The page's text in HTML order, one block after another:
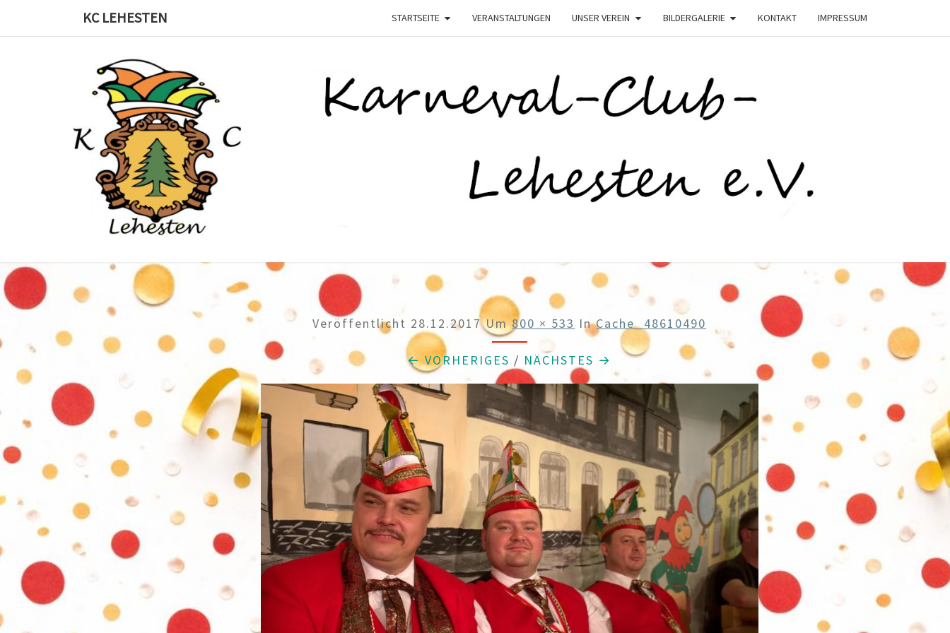
KC LEHESTEN STARTSEITE VERANSTALTUNGEN UNSER VEREIN BILDERGALERIE KONTAKT IMPRESSUM
KC
Lehesten
Helau–
Veröffentlicht 28.12.2017Um800 × 533 InCache_48610490
← VORHERIGES / NÄCHSTES →